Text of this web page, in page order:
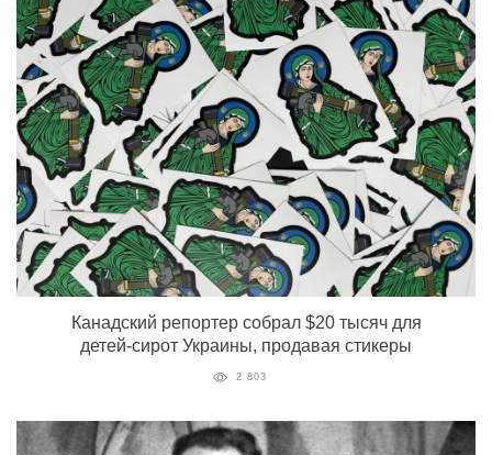
Канадский репортер собрал $20 тысяч для
детей-сирот Украины, продавая стикеры
2 803